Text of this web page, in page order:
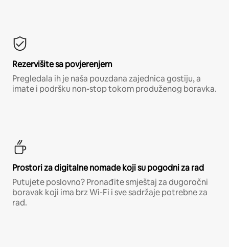
Rezervišite sa povjerenjem
Pregledala ih je naša pouzdana zajednica gostiju, a
imate i podršku non-stop tokom produženog boravka.
Prostori za digitalne nomade koji su pogodni za rad
Putujete poslovno? Pronađite smještaj za dugoročni
boravak koji ima brz Wi-Fi i sve sadržaje potrebne za
rad.